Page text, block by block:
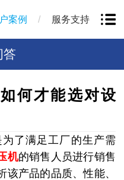
案例 / 服务支持
答
何才能选对设
为了满足工厂的生产需
机的销售人员进行销售
产品的品质、性能、